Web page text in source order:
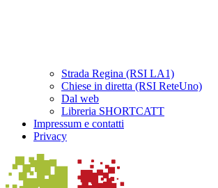
Strada Regina (RSI LA1)
Chiese in diretta (RSI ReteUno)
Dal web
Libreria SHORTCATT
Impressum e contatti
Privacy